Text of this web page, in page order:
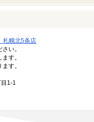
札幌北5条店
い。
す。
す。
1-1